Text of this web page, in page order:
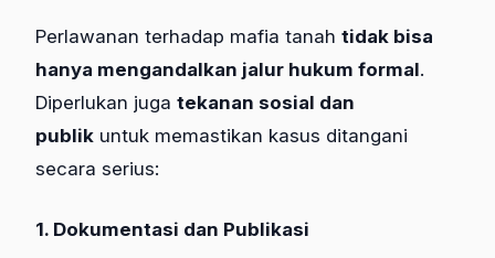
Perlawanan terhadap mafia tanah tidak bisa
hanya mengandalkan jalur hukum formal.
Diperlukan juga tekanan sosial dan
publik untuk memastikan kasus ditangani
secara serius:
1. Dokumentasi dan Publikasi